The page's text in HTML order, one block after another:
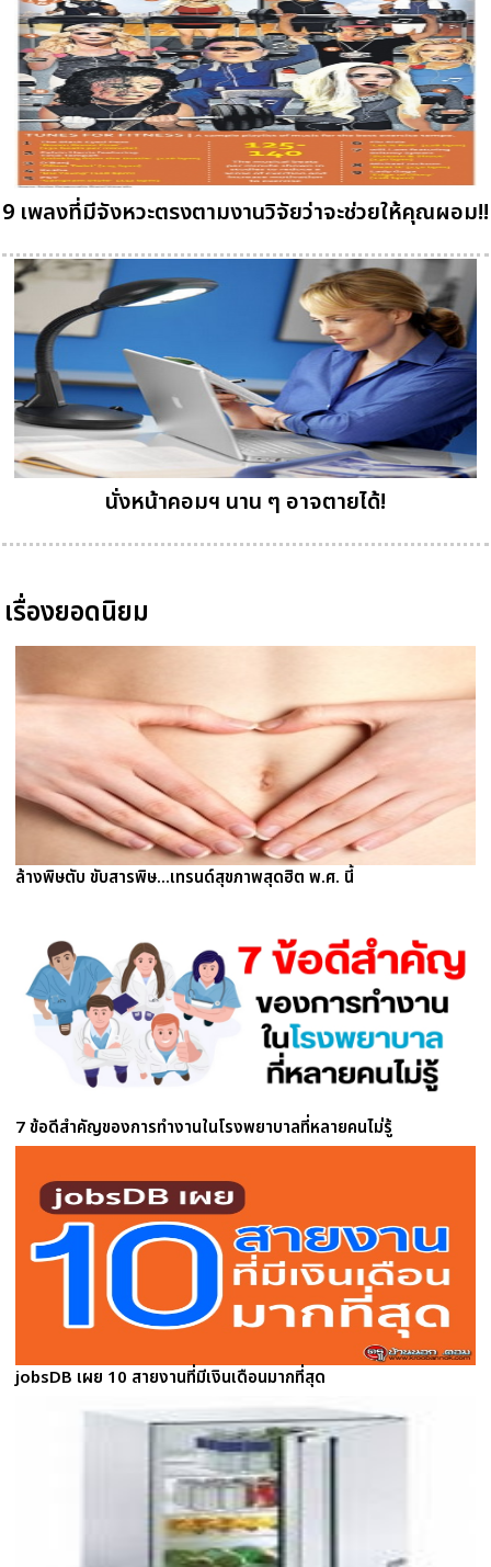
9 เพลงที่มีจังหวะตรงตามงานวิจัยว่าจะช่วยให้คุณผอม!!
นั่งหน้าคอมฯ นาน ๆ อาจตายได้!
เรื่องยอดนิยม
ล้างพิษตับ ขับสารพิษ...เทรนด์สุขภาพสุดฮิต พ.ศ. นี้
7 ข้อดีสำคัญของการทำงานในโรงพยาบาลที่หลายคนไม่รู้
jobsDB เผย 10 สายงานที่มีเงินเดือนมากที่สุด